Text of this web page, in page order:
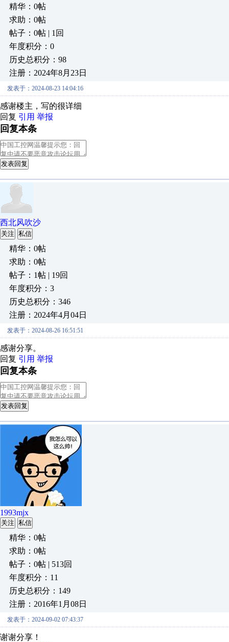
精华：0帖
求助：0帖
帖子：0帖 | 1回
年度积分：0
历史总积分：98
注册：2024年8月23日
发表于：2024-08-23 14:04:16
感谢楼主，写的很详细
回复 引用 举报
回复本条
发表回复
西北风吹沙
关注 私信
精华：0帖
求助：0帖
帖子：1帖 | 19回
年度积分：3
历史总积分：346
注册：2024年4月04日
发表于：2024-08-26 16:51:51
感谢分享。
回复 引用 举报
回复本条
发表回复
1993mjx
关注 私信
精华：0帖
求助：0帖
帖子：0帖 | 513回
年度积分：11
历史总积分：149
注册：2016年1月08日
发表于：2024-09-02 07:43:37
谢谢分享！